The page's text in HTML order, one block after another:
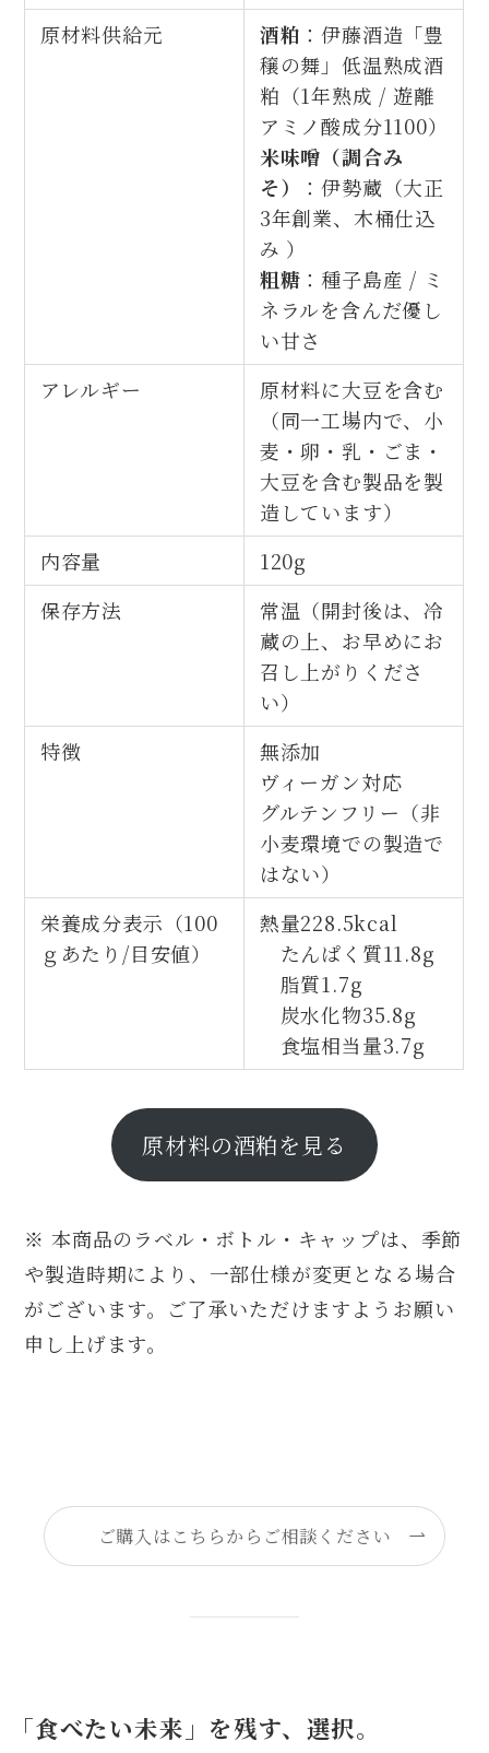
原材料供給元
酒粕 ：伊藤酒造「豊
穣の舞」低温熟成酒
粕（1年熟成 / 遊離
アミノ酸成分1100）
米味噌（調合み
そ）
：伊勢蔵（大正
3年創業、木桶仕込
み ）
粗糖 ：種子島産 / ミ
ネラルを含んだ優し
い甘さ
アレルギー
原材料に大豆を含む
（同一工場内で、小
麦・卵・乳・ごま・
大豆を含む製品を製
造しています）
内容量
120g
保存方法
常温（開封後は、冷
蔵の上、お早めにお
召し上がりくださ
い）
特徴
無添加
ヴィーガン対応
グルテンフリー（非
小麦環境での製造で
はない）
栄養成分表示（100
ｇあたり/目安値）
熱量228.5kcal
たんぱく質11.8g
脂質1.7g
炭水化物35.8g
食塩相当量3.7g
原材料の酒粕を見る
※ 本商品のラベル・ボトル・キャップは、季節
や製造時期により、一部仕様が変更となる場合
がございます。ご了承いただけますようお願い
申し上げます。
ご購入はこちらからご相談ください
「食べたい未来」を残す、選択。